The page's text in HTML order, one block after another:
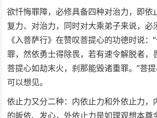
欲忏悔罪障，必修具备四种对治力，即依
复力、对治力，同时对大乘弟子来说，必
《入菩萨行》在赞叹菩提心的功德时说：
罪，然依勇士得除畏，若有速令解脱者，
菩提心如劫末火，刹那能毁诸重罪。”菩
可以想见。
依止力又分二种：内依止力和外依止力，
的皈依、发心，外依止力是如理观想本尊